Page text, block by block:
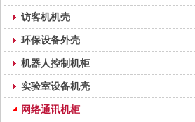
访客机机壳
环保设备外壳
机器人控制机柜
实验室设备机壳
网络通讯机柜